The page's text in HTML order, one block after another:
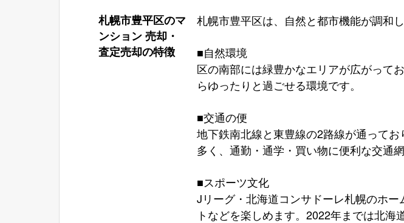
札幌市豊平区のマ
ンション 売却・
査定売却の特徴
札幌市豊平区は、自然と都市機能が調和
■自然環境
区の南部には緑豊かなエリアが広がって
らゆったりと過ごせる環境です。
■交通の便
地下鉄南北線と東豊線の2路線が通って
多く、通勤・通学・買い物に便利な交通
■スポーツ文化
Jリーグ・北海道コンサドーレ札幌のホ
トなどを楽しめます。2022年までは北海